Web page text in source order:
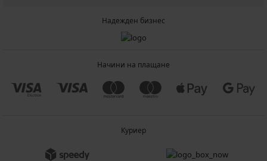
Надежден бизнес
Начини на плащане
Куриер